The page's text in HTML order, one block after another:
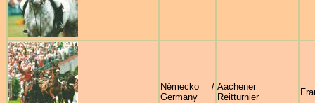
Německo /
Germany
Aachener
Reitturnier